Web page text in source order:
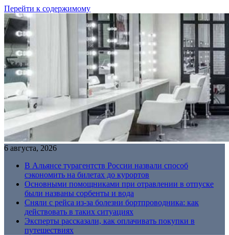
Перейти к содержимому
6 августа, 2026
В Альянсе турагентств России назвали способ
сэкономить на билетах до курортов
Основными помощниками при отравлении в отпуске
были названы сорбенты и вода
Сняли с рейса из-за болезни бортпроводника: как
действовать в таких ситуациях
Эксперты рассказали, как оплачивать покупки в
путешествиях